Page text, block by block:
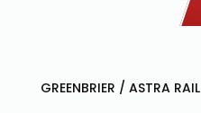
GREENBRIER / ASTRA RAIL